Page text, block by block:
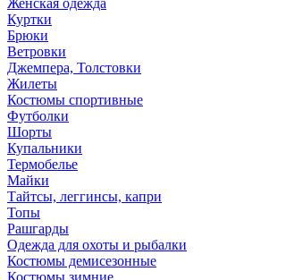
Женская одежда
Куртки
Брюки
Ветровки
Джемпера, Толстовки
Жилеты
Костюмы спортивные
Футболки
Шорты
Купальники
Термобелье
Майки
Тайтсы, леггинсы, капри
Топы
Рашгарды
Одежда для охоты и рыбалки
Костюмы демисезонные
Костюмы зимние